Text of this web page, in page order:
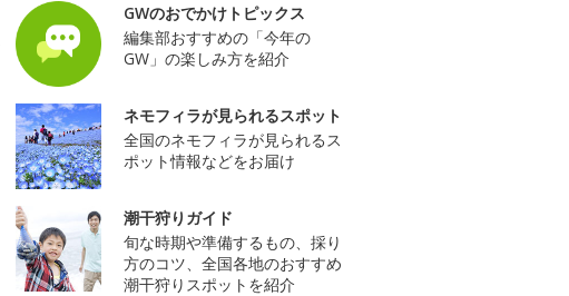
GWのおでかけトピックス
編集部おすすめの「今年の
GW」の楽しみ方を紹介
ネモフィラが見られるスポット
全国のネモフィラが見られるス
ポット情報などをお届け
潮干狩りガイド
旬な時期や準備するもの、採り
方のコツ、全国各地のおすすめ
潮干狩りスポットを紹介